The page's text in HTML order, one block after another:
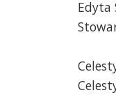
Edyta